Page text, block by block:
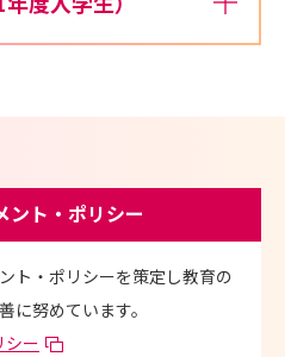
ント・ポリシー
ト・ポリシーを策定し教育の
に努めています。
シー